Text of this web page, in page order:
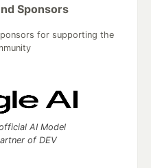
Sponsors
for supporting the
AI Model
of DEV